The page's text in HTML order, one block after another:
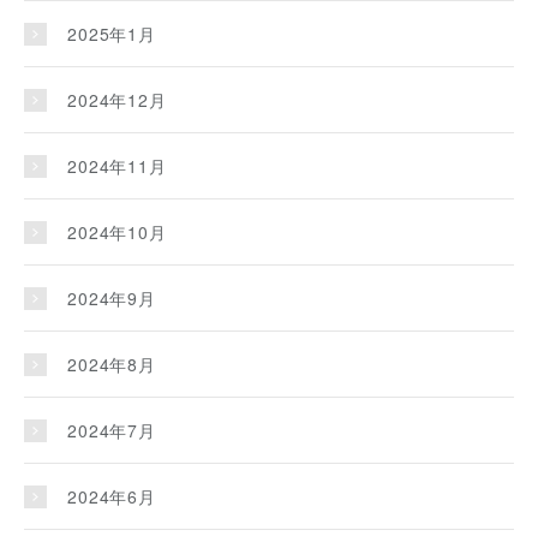
2025年1月
2024年12月
2024年11月
2024年10月
2024年9月
2024年8月
2024年7月
2024年6月